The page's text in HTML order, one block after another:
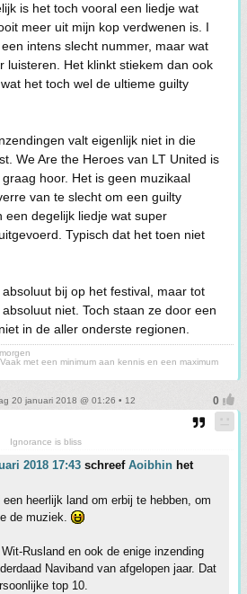
is het toch vooral een liedje wat
meer uit mijn kop verdwenen is. I
intens slecht nummer, maar wat
luisteren. Het klinkt stiekem dan ook
het toch wel de ultieme guilty
valt eigenlijk niet in die
We Are the Heroes van LT United is
hoor. Het is geen muzikaal
van te slecht om een guilty
een degelijk liedje wat super
Typisch dat het toen niet
bij op het festival, maar tot
niet. Toch staan ze door een
in de aller onderste regionen.
met een minimum aan kennis en een maximum
20 januari 2018 @ 01:26 • 12
Ignorance is bliss
2018 17:43 schreef Aoibhin het
heerlijk land om erbij te hebben, om
de muziek.
Rusland en ook de enige inzending
Naviband van afgelopen jaar. Dat
top 10.